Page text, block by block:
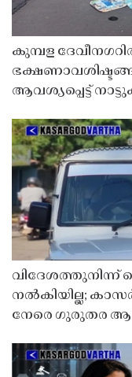
കുമ്പള
ആവശ്യപ്പെട്ട്
വിദേശത്തുനിന്ന്
നൽകിയില്ല;
നേരെ ഗുരുതര